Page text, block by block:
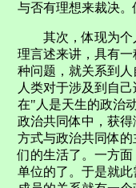
与否有理想来裁决
其次，体现为个人
理言述来讲，具有
种问题，就关系到
人类对于涉及到自
在"人是天生的政治
政治共同体中，获
方式与政治共同体
们的生活了。一方
单位的了。于是就